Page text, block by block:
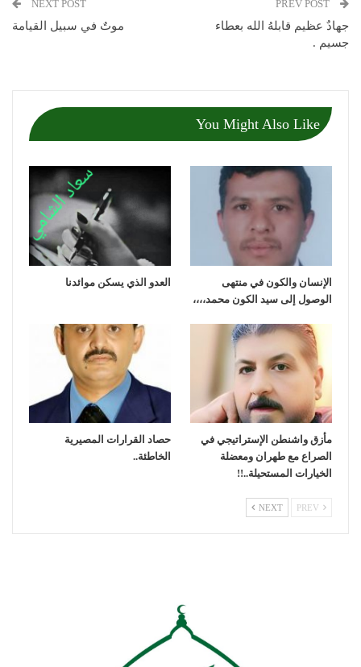
جهادٌ عظيم قابلهُ الله بعطاء
جسيم .
NEXT POST
موتٌ في سبيل القيامة
You Might Also Like
الإنسان والكون في منتهى
الوصول إلى سيد الكون محمد،،،،
العدو الذي يسكن موائدنا
مأزق واشنطن الإستراتيجي في
الصراع مع طهران ومعضلة
الخيارات المستحيلة..!!
حصاد القرارات المصيرية
الخاطئة..
NEXT